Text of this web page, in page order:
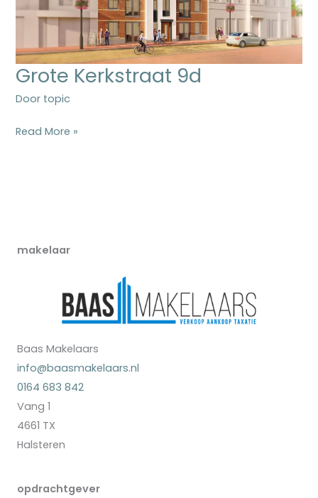
Grote Kerkstraat 9d
Door topic
Grote
Read More »
makelaar
Baas Makelaars
info@baasmakelaars.nl
0164 683 842
Vang 1
4661 TX
Halsteren
opdrachtgever